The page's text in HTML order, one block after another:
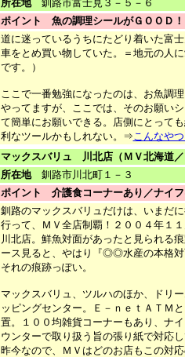
所在地釧路市富士見３－５－６
ポイント 魚の調理シールがＧＯＯＤ！
道に迷っているうちにたどり着いた富
車をとめ買い物していた。＝地元の人
です。）
ここで一番勉強になったのは、お魚調
やってますが、ここでは、そのお願い
て簡単にお願いできる。店側にとって
利なツールかもしれない。⇒こんなやつ
マックスバリュ 川北店（ＭＶ北海道／
所在地
釧路市川北町１－３
ポイント 介護食コーナーあり／ナイフ
釧路のマックスバリュだけは、いまだ
行って、ＭＶ全店制覇！２００４年１
川北店。鮮魚対面があったと見られる
ース見ると、やはり『◎◎水産の本格対
それの痕跡っぽい。
マックスバリュ、ツルハのほか、ドリ
ッピングセンター。Ｅ－ｎｅｔＡＴＭ
置。１００均雑貨コーナーもあり、ナ
ウンターで取り扱う旨の張り紙で対応
昨今なので、ＭＶはどのお店もこの対